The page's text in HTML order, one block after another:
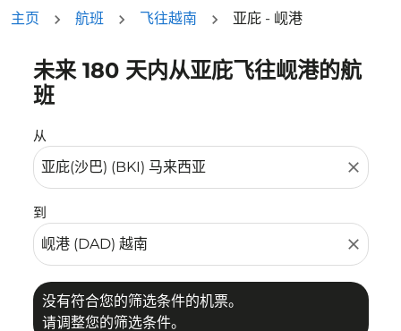
主页 航班 飞往越南 亚庇 - 岘港
未来 180 天内从亚庇飞往岘港的航
班
从
close
到
close
没有符合您的筛选条件的机票。
请调整您的筛选条件。
没有符合您的筛选条件的机票。请调整您的筛选条件。